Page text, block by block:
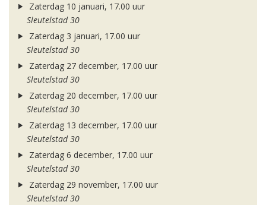
Zaterdag 10 januari, 17.00 uur
Sleutelstad 30
Zaterdag 3 januari, 17.00 uur
Sleutelstad 30
Zaterdag 27 december, 17.00 uur
Sleutelstad 30
Zaterdag 20 december, 17.00 uur
Sleutelstad 30
Zaterdag 13 december, 17.00 uur
Sleutelstad 30
Zaterdag 6 december, 17.00 uur
Sleutelstad 30
Zaterdag 29 november, 17.00 uur
Sleutelstad 30